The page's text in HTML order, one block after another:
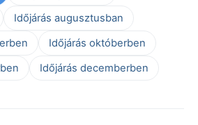
Időjárás augusztusban
Időjárás októberben
Időjárás decemberben